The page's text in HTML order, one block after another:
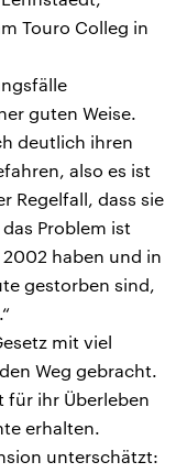
Touro Colleg in
guten Weise.
deutlich ihren
also es ist
Regelfall, dass sie
Problem ist
haben und in
gestorben sind,
mit viel
Weg gebracht.
für ihr Überleben
erhalten.
unterschätzt: